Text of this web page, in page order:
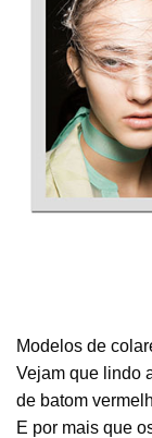
Modelos de
Vejam que lindo
de batom
E por mais que